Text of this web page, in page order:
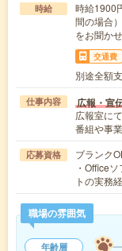
時給
時給1900
間の場合
をお聞か
交通費
別途全額
仕事内容 広報・宣
広報室に
番組や事
応募資格
ブランク
・Office
トの実務
職場の雰囲気
年齢層